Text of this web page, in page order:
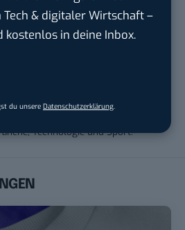
Tech & digitaler Wirtschaft –
kostenlos in deine Inbox.
du unsere Datenschutzerklärung
Technologie und Sport.